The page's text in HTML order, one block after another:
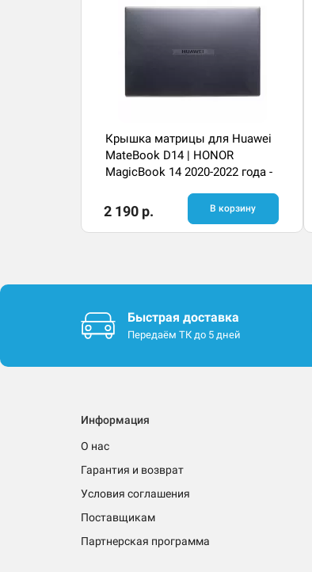
Крышка матрицы для Huawei
MateBook D14 | HONOR
MagicBook 14 2020-2022 года -
2 190 р. В корзину
Быстрая доставка
Передаём ТК до 5 дней
Информация
О нас
Гарантия и возврат
Условия соглашения
Поставщикам
Партнерская программа